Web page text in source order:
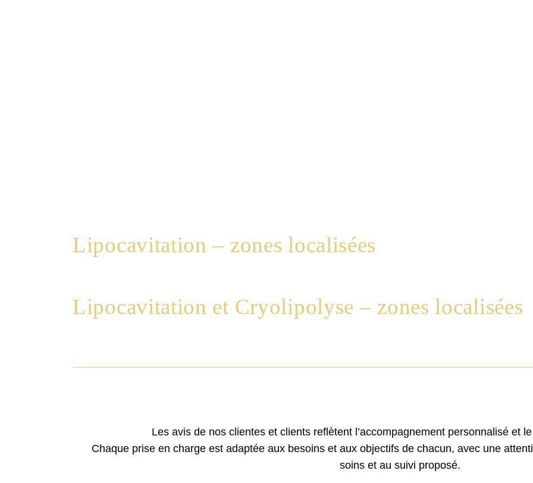
Lipocavitation – zones localisées
Lipocavitation et Cryolipolyse – zones localisées
Les avis de nos clientes et clients reflètent l’accompagnement personnalisé et
Chaque prise en charge est adaptée aux besoins et aux objectifs de chacun, avec une
soins et au suivi proposé.